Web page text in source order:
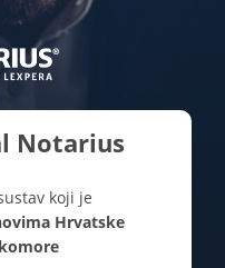
Notarius
koji je
Hrvatske